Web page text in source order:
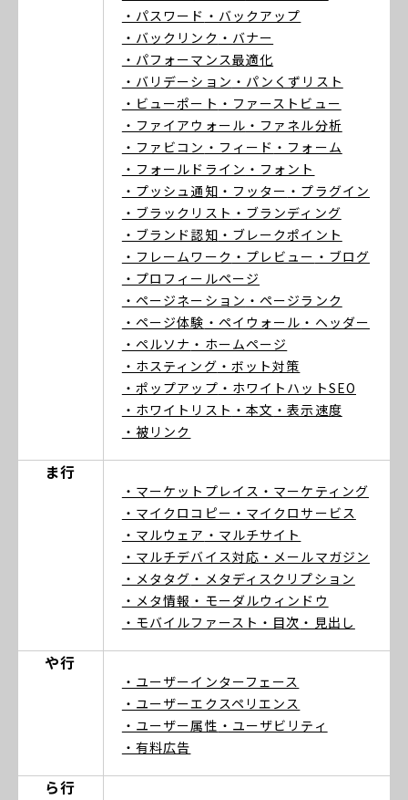
・パスワード ・バックアップ
・バックリンク ・バナー
・パフォーマンス最適化
・バリデーション ・パンくずリスト
・ビューポート ・ファーストビュー
・ファイアウォール ・ファネル分析
・ファビコン ・フィード ・フォーム
・フォールドライン ・フォント
・プッシュ通知 ・フッター ・プラグイン
・ブラックリスト ・ブランディング
・ブランド認知 ・ブレークポイント
・フレームワーク ・プレビュー ・ブログ
・プロフィールページ
・ページネーション ・ページランク
・ページ体験 ・ペイウォール ・ヘッダー
・ペルソナ ・ホームページ
・ホスティング ・ボット対策
・ポップアップ ・ホワイトハットSEO
・ホワイトリスト ・本文 ・表示速度
・被リンク
ま行
・マーケットプレイス ・マーケティング
・マイクロコピー ・マイクロサービス
・マルウェア ・マルチサイト
・マルチデバイス対応 ・メールマガジン
・メタタグ ・メタディスクリプション
・メタ情報 ・モーダルウィンドウ
・モバイルファースト ・目次 ・見出し
や行
・ユーザーインターフェース
・ユーザーエクスペリエンス
・ユーザー属性 ・ユーザビリティ
・有料広告
ら行